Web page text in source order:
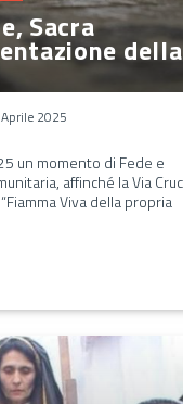
Sacra
2025
un momento di Fede e
affinché la Via
Viva della propria